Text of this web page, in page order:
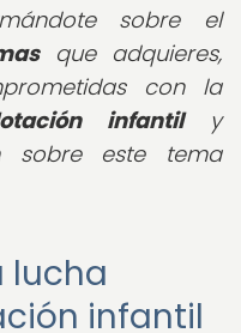
sobre el
que adquieres,
con la
infantily
sobre este tema
lucha
infantil